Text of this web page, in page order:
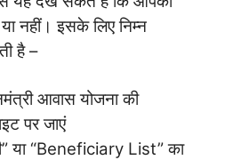
नहीं। इसके लिए निम्न
है –
आवास योजना की
पर जाएं
या “Beneficiary List” का